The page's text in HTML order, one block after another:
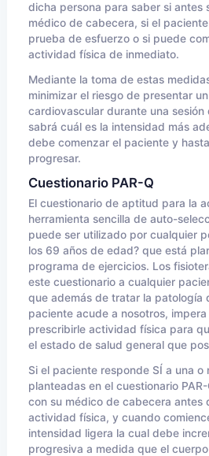
dicha persona para saber si antes
médico de cabecera, si el
prueba de esfuerzo o si puede
actividad física de inmediato.
Mediante la toma de estas
minimizar el riesgo de presentar
cardiovascular durante una sesión
sabrá cuál es la intensidad más
debe comenzar el paciente y
progresar.
Cuestionario PAR-Q
El cuestionario de aptitud para la
herramienta sencilla de auto-
puede ser utilizado por cualquier
los 69 años de edad? que está
programa de ejercicios. Los
este cuestionario a cualquier
que además de tratar la patología
paciente acude a nosotros,
prescribirle actividad física para
el estado de salud general que
Si el paciente responde SÍ a una
planteadas en el cuestionario
con su médico de cabecera antes
actividad física, y cuando
intensidad ligera la cual debe
progresiva a medida que el